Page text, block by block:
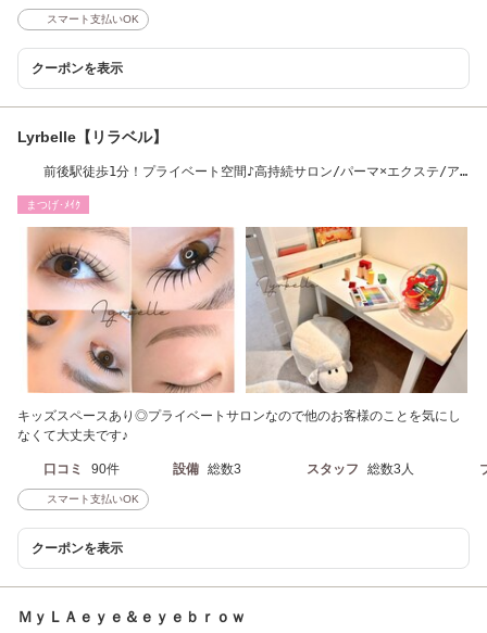
スマート支払いOK
クーポンを表示
Lyrbelle【リラベル】
前後駅徒歩1分！プライベート空間♪高持続サロン/パーマ×エクステ/ア
まつげ･ﾒｲｸ
キッズスペースあり◎プライベートサロンなので他のお客様のことを気にし
なくて大丈夫です♪
口コミ 90件 設備 総数3 スタッフ 総数3人
スマート支払いOK
クーポンを表示
ＭｙＬＡｅｙｅ＆ｅｙｅｂｒｏｗ